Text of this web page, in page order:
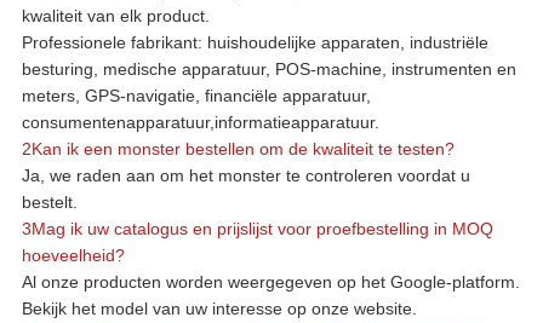
kwaliteit van elk product.
Professionele fabrikant: huishoudelijke apparaten, industriële
besturing, medische apparatuur, POS-machine, instrumenten en
meters, GPS-navigatie, financiële apparatuur,
consumentenapparatuur,informatieapparatuur.
2Kan ik een monster bestellen om de kwaliteit te testen?
Ja, we raden aan om het monster te controleren voordat u
bestelt.
3Mag ik uw catalogus en prijslijst voor proefbestelling in MOQ
hoeveelheid?
Al onze producten worden weergegeven op het Google-platform.
Bekijk het model van uw interesse op onze website.